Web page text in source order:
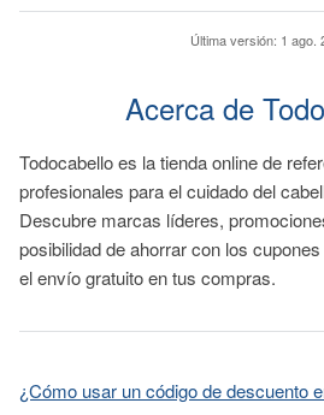
Última versión: 1 ago.
Acerca de
Todocabello es la tienda online de
profesionales para el cuidado del
Descubre marcas líderes,
posibilidad de ahorrar con los
el envío gratuito en tus compras.
¿Cómo usar un código de descuento